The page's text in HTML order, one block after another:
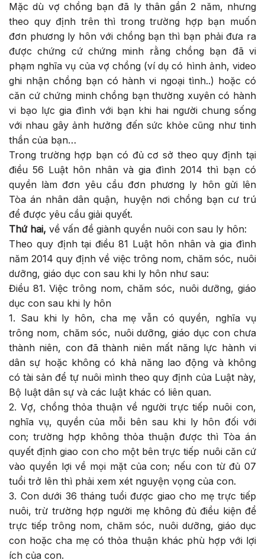
Mặc dù vợ chồng bạn đã ly thân gần 2 năm, nhưng
theo quy định trên thì trong trường hợp bạn muốn
đơn phương ly hôn với chồng bạn thì bạn phải đưa ra
được chứng cứ chứng minh rằng chồng bạn đã vi
phạm nghĩa vụ của vợ chồng (ví dụ có hình ảnh, video
ghi nhận chồng bạn có hành vi ngoại tình..) hoặc có
căn cứ chứng minh chồng bạn thường xuyên có hành
vi bạo lực gia đình với bạn khi hai người chung sống
với nhau gây ảnh hưởng đến sức khỏe cũng như tinh
thần của bạn…
Trong trường hợp bạn có đủ cơ sở theo quy định tại
điều 56 Luật hôn nhân và gia đình 2014 thì bạn có
quyền làm đơn yêu cầu đơn phương ly hôn gửi lên
Tòa án nhân dân quận, huyện nơi chồng bạn cư trú
để được yêu cầu giải quyết.
Thứ hai, về vấn đề giành quyền nuôi con sau ly hôn:
Theo quy định tại điều 81 Luật hôn nhân và gia đình
năm 2014 quy định về việc trông nom, chăm sóc, nuôi
dưỡng, giáo dục con sau khi ly hôn như sau:
Điều 81. Việc trông nom, chăm sóc, nuôi dưỡng, giáo
dục con sau khi ly hôn
1. Sau khi ly hôn, cha mẹ vẫn có quyền, nghĩa vụ
trông nom, chăm sóc, nuôi dưỡng, giáo dục con chưa
thành niên, con đã thành niên mất năng lực hành vi
dân sự hoặc không có khả năng lao động và không
có tài sản để tự nuôi mình theo quy định của Luật này,
Bộ luật dân sự và các luật khác có liên quan.
2. Vợ, chồng thỏa thuận về người trực tiếp nuôi con,
nghĩa vụ, quyền của mỗi bên sau khi ly hôn đối với
con; trường hợp không thỏa thuận được thì Tòa án
quyết định giao con cho một bên trực tiếp nuôi căn cứ
vào quyền lợi về mọi mặt của con; nếu con từ đủ 07
tuổi trở lên thì phải xem xét nguyện vọng của con.
3. Con dưới 36 tháng tuổi được giao cho mẹ trực tiếp
nuôi, trừ trường hợp người mẹ không đủ điều kiện để
trực tiếp trông nom, chăm sóc, nuôi dưỡng, giáo dục
con hoặc cha mẹ có thỏa thuận khác phù hợp với lợi
ích của con.